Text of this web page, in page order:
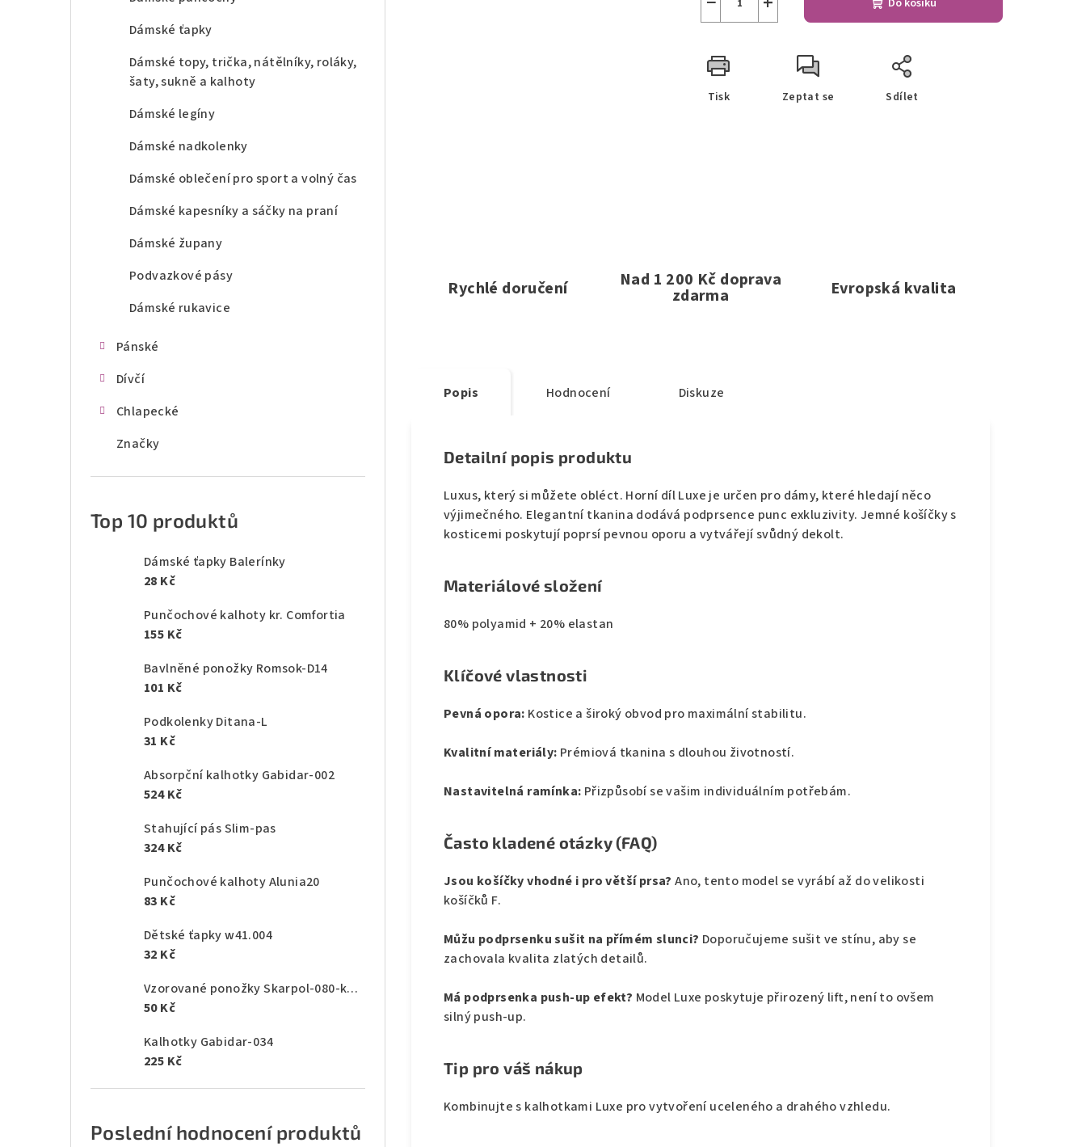
Dámské ťapky
Dámské topy, trička, nátělníky, roláky,
šaty, sukně a kalhoty
Dámské legíny
Dámské nadkolenky
Dámské oblečení pro sport a volný čas
Dámské kapesníky a sáčky na praní
Dámské župany
Podvazkové pásy
Dámské rukavice
Pánské
Dívčí
Chlapecké
Značky
Top 10 produktů
Dámské ťapky Balerínky
28 Kč
Punčochové kalhoty kr. Comfortia
155 Kč
Bavlněné ponožky Romsok-D14
101 Kč
Podkolenky Ditana-L
31 Kč
Absorpční kalhotky Gabidar-002
524 Kč
Stahující pás Slim-pas
324 Kč
Punčochové kalhoty Alunia20
83 Kč
Dětské ťapky w41.004
32 Kč
Vzorované ponožky Skarpol-080-kaktus
50 Kč
Kalhotky Gabidar-034
225 Kč
Poslední hodnocení produktů
Do košíku
Tisk Zeptat se Sdílet
Rychlé doručení Nad 1 200 Kč doprava
zdarma Evropská kvalita
Popis Hodnocení Diskuze
Detailní popis produktu
Luxus, který si můžete obléct. Horní díl Luxe je určen pro dámy, které hledají něco
výjimečného. Elegantní tkanina dodává podprsence punc exkluzivity. Jemné košíčky s
kosticemi poskytují poprsí pevnou oporu a vytvářejí svůdný dekolt.
Materiálové složení
80% polyamid + 20% elastan
Klíčové vlastnosti
Pevná opora: Kostice a široký obvod pro maximální stabilitu.
Kvalitní materiály: Prémiová tkanina s dlouhou životností.
Nastavitelná ramínka: Přizpůsobí se vašim individuálním potřebám.
Často kladené otázky (FAQ)
Jsou košíčky vhodné i pro větší prsa?Ano, tento model se vyrábí až do velikosti
košíčků F.
Můžu podprsenku sušit na přímém slunci? Doporučujeme sušit ve stínu, aby se
zachovala kvalita zlatých detailů.
Má podprsenka push-up efekt? Model Luxe poskytuje přirozený lift, není to ovšem
silný push-up.
Tip pro váš nákup
Kombinujte s kalhotkami Luxe pro vytvoření uceleného a drahého vzhledu.